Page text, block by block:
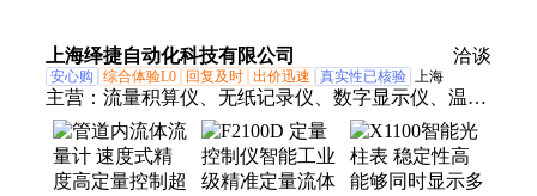
性 歆昇
上海绎捷自动化科技有限公司 洽谈
安心购 综合体验L0 回复及时 出价迅速 真实性已核验 上海
主营： 流量积算仪、无纸记录仪、数字显示仪、温湿
度控制仪、定量控制仪、监测控制仪、有纸记录仪、
能源管理仪、数字调节仪、巡检仪、大屏显示仪、温
湿度记录仪、温湿度变送器、温湿度传感器、热量积